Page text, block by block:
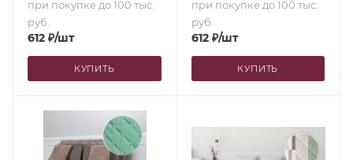
при покупке до 100 тыс.
руб.
612 ₽/шт
КУПИТЬ
при покупке до 100 тыс.
руб.
612₽/шт
КУПИТЬ